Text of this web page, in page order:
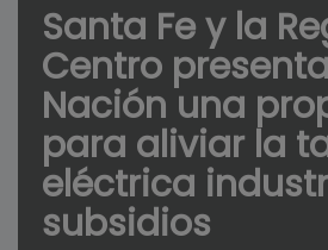
Santa Fe y la
Centro
Nación una
para aliviar la
eléctrica
subsidios